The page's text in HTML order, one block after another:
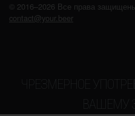
© 2016–2026 Все права
contact@your.beer
ЧРЕЗМЕРНОЕ
ВАШЕМУ